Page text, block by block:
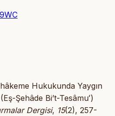
Hukukunda Yaygın
Şehâde Bi’t-Tesâmuʻ)
Dergisi, 15(2), 257-